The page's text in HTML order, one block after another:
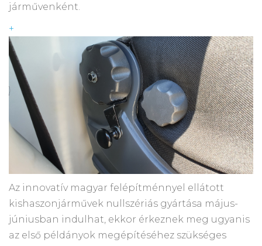
járművenként.
+
Az innovatív magyar felépítménnyel ellátott
kishaszonjárművek nullszériás gyártása május-
júniusban indulhat, ekkor érkeznek meg ugyanis
az első példányok megépítéséhez szükséges